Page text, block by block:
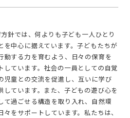
を中心に据えています。子どもたちが
動する力を育むよう、日々の保育を
しています。社会の一員としての自覚
児童との交流を促進し、互いに学び
しています。また、子どもの遊び心を
て過ごせる構造を取り入れ、自然環
をサポートしています。私たちは、